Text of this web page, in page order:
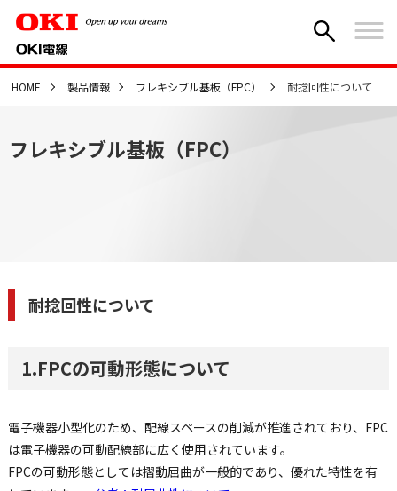
HOME 製品情報 フレキシブル基板（FPC） 耐捻回性について
フレキシブル基板（FPC）
耐捻回性について
1.FPCの可動形態について
電子機器小型化のため、配線スペースの削減が推進されており、FPC
は電子機器の可動配線部に広く使用されています。
FPCの可動形態としては摺動屈曲が一般的であり、優れた特性を有